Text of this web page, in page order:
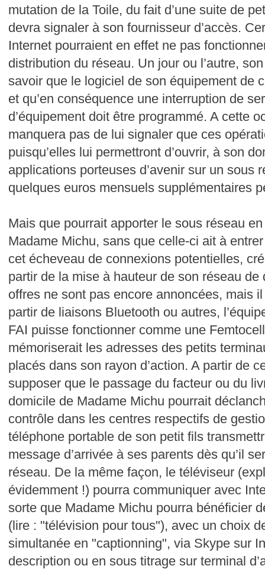
mutation de la Toile, du fait d’une suite de
devra signaler à son fournisseur d’accès.
Internet pourraient en effet ne pas
distribution du réseau. Un jour ou l’autre,
savoir que le logiciel de son équipement de
et qu’en conséquence une interruption de
d’équipement doit être programmé. A cette
manquera pas de lui signaler que ces
puisqu’elles lui permettront d’ouvrir, à son
applications porteuses d’avenir sur un sous
quelques euros mensuels supplémentaires
Mais que pourrait apporter le sous réseau
Madame Michu, sans que celle-ci ait à
cet écheveau de connexions potentielles,
partir de la mise à hauteur de son réseau de
offres ne sont pas encore annoncées, mais il
partir de liaisons Bluetooth ou autres,
FAI puisse fonctionner comme une
mémoriserait les adresses des petits
placés dans son rayon d’action. A partir de
supposer que le passage du facteur ou du
domicile de Madame Michu pourrait
contrôle dans les centres respectifs de
téléphone portable de son petit fils
message d’arrivée à ses parents dès qu’il
réseau. De la même façon, le téléviseur
évidemment !) pourra communiquer avec
sorte que Madame Michu pourra bénéficier
(lire : "télévision pour tous"), avec un choix
simultanée en "captionning", via Skype sur
description ou en sous titrage sur terminal